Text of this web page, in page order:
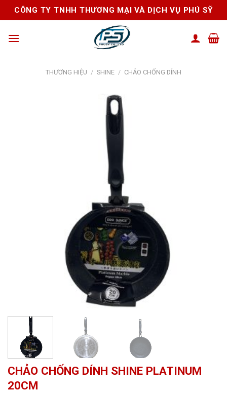
Skip
to
CÔNG TY TNHH THƯƠNG MẠI VÀ DỊCH VỤ PHÚ SỸ
THƯƠNG HIỆU / SHINE / CHẢO CHỐNG DÍNH
CHẢO CHỐNG DÍNH SHINE PLATINUM
20CM